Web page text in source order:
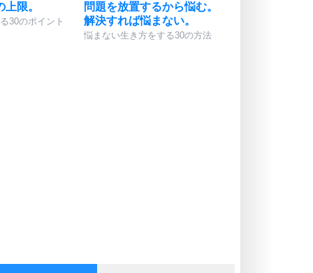
限。
30のポイント
問題を放置するから悩む。
解決すれば悩まない。
悩まない生き方をする30の方法